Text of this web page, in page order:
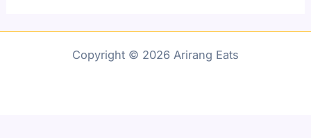
Copyright © 2026 Arirang Eats